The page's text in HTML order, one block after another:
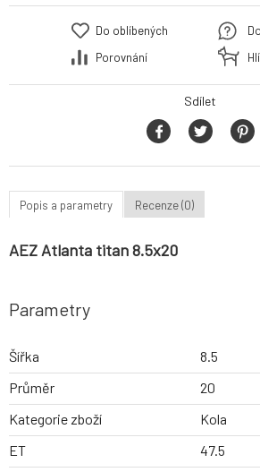
Do oblíbených
Porovnání
Sdílet
Popis a parametry Recenze (0)
AEZ Atlanta titan 8.5x20
Parametry
Šířka
8.5
Průměr
20
Kategorie zboží
Kola
ET
47.5